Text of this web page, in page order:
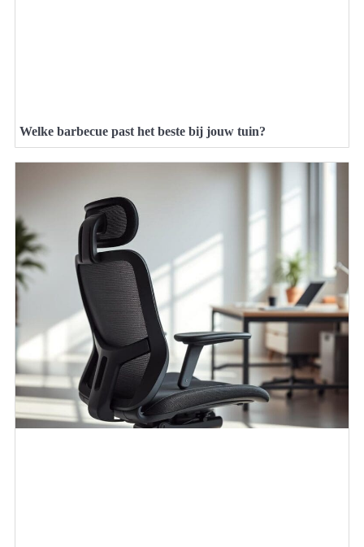
Welke barbecue past het beste bij jouw tuin?